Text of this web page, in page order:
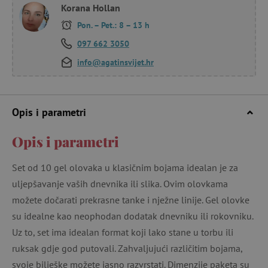
Korana Hollan
Pon. – Pet.: 8 – 13 h
097 662 3050
info@agatinsvijet.hr
Opis i parametri
Opis i parametri
Set od 10 gel olovaka u klasičnim bojama idealan je za
uljepšavanje vaših dnevnika ili slika. Ovim olovkama
možete dočarati prekrasne tanke i nježne linije. Gel olovke
su idealne kao neophodan dodatak dnevniku ili rokovniku.
Uz to, set ima idealan format koji lako stane u torbu ili
ruksak gdje god putovali. Zahvaljujući različitim bojama,
svoje bilješke možete jasno razvrstati. Dimenzije paketa su